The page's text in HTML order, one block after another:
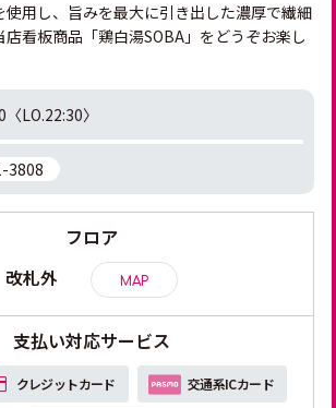
使用し、旨みを最大に引き出した濃厚で繊細
看板商品「鶏白湯SOBA」をどうぞお楽し
LO.22:30〉
3808
フロア
改札外 MAP
支払い対応サービス
クレジットカード 交通系ICカード